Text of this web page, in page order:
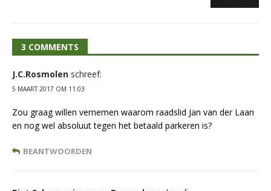
3 COMMENTS
J.C.Rosmolen schreef:
5 MAART 2017 OM 11:03
Zou graag willen vernemen waarom raadslid Jan van der Laan
en nog wel absoluut tegen het betaald parkeren is?
BEANTWOORDEN